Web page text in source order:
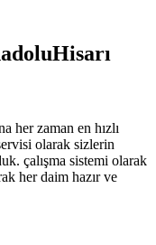
her zaman en hızlı
olarak sizlerin
çalışma sistemi olarak
her daim hazır ve